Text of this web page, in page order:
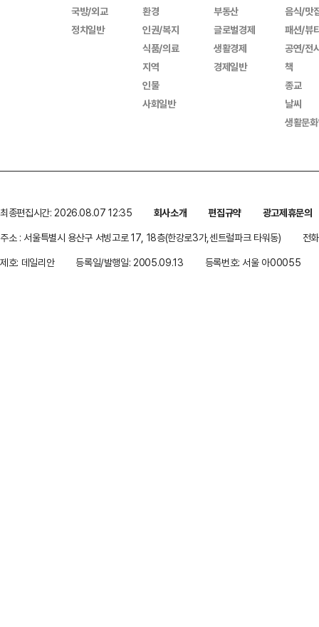
국방/외교
정치일반
환경
인권/복지
식품/의료
지역
인물
사회일반
부동산
글로벌경제
생활경제
경제일반
음식/맛
패션/뷰
공연/전
책
종교
날씨
생활문
최종편집시간: 2026.08.07 12:35 회사소개 편집규약
광고제휴문의
주소 : 서울특별시 용산구 서빙고로 17, 18층(한강로3가,센트럴파크 타워동)
전
제호: 데일리안
등록일/발행일: 2005.09.13 등록번호: 서울 아00055